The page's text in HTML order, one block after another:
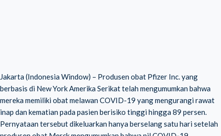
Jakarta (Indonesia Window) – Produsen obat Pfizer Inc. yang
berbasis di New York Amerika Serikat telah mengumumkan bahwa
mereka memiliki obat melawan COVID-19 yang mengurangi rawat
inap dan kematian pada pasien berisiko tinggi hingga 89 persen.
Pernyataan tersebut dikeluarkan hanya berselang satu hari setelah